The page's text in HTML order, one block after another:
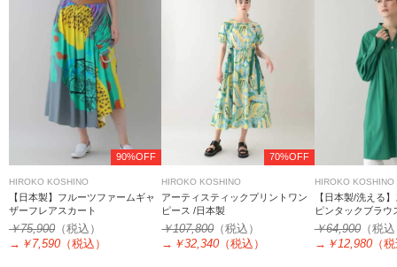
90%OFF
HIROKO KOSHINO
【日本製】フルーツファームギャ
ザーフレアスカート
￥75,900 （税込）
→ ￥7,590 （税込）
70%OFF
HIROKO KOSHINO
アーティスティックプリントワン
ピース /日本製
￥107,800（税込）
→ ￥32,340 （税込）
HIROKO KOSHINO
【日本製/洗える
ピンタックブラウ
￥64,900（税
→ ￥12,980（